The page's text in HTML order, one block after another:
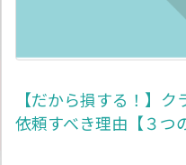
【だから損する！】
依頼すべき理由【３つ